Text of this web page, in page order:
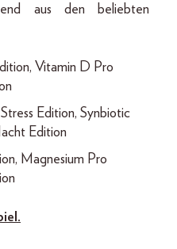
aus den beliebten
Vitamin D Pro
Edition, Synbiotic
Edition
Magnesium Pro